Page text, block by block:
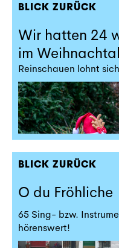
BLICK ZURÜCK
Wir hatten 24
im
Reinschauen lohnt
BLICK ZURÜCK
O du Fröhliche
65 Sing- bzw.
hörenswert!